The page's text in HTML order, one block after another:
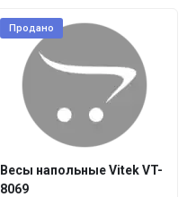
Продано
Весы напольные Vitek VT-
8069